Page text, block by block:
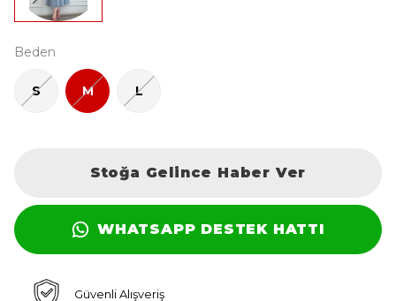
Beden
S M L
Stoğa Gelince Haber Ver
WHATSAPP DESTEK HATTI
Güvenli Alışveriş